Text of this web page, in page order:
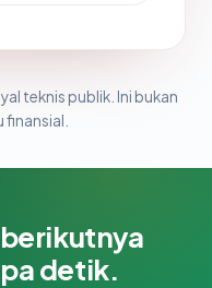
teknis publik. Ini bukan
detik.